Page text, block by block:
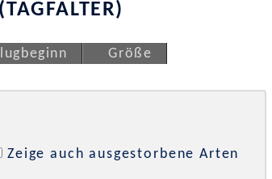
Größe
Zeige auch ausgestorbene Arten